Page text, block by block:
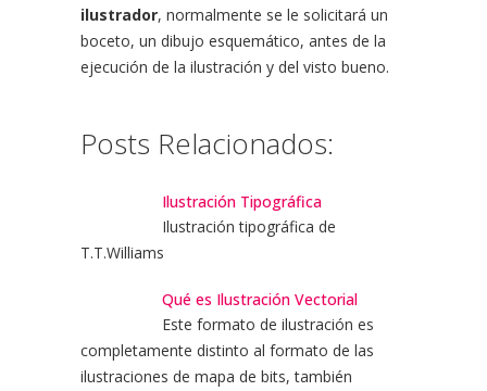
ilustrador, normalmente se le solicitará un
boceto, un dibujo esquemático, antes de la
ejecución de la ilustración y del visto bueno.
Posts Relacionados:
Ilustración Tipográfica
Ilustración tipográfica de
T.T.Williams
Qué es Ilustración Vectorial
Este formato de ilustración es
completamente distinto al formato de las
ilustraciones de mapa de bits, también